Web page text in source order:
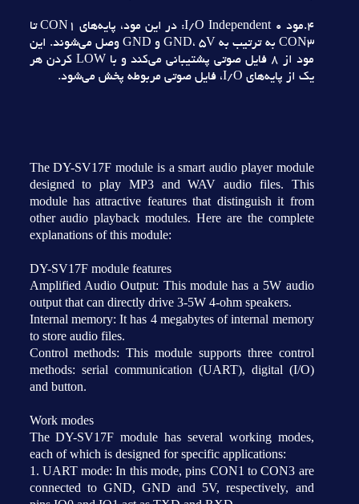
4.مود I/O Independent 0: در اين مود، پايه‌هاي CON1 تا
CON3 به ترتيب به GND، 5V و GND وصل مي‌شوند. اين
مود از 8 فايل صوتي پشتيباني مي‌کند و با LOW کردن هر
يک از پايه‌هاي I/O، فايل صوتي مربوطه پخش مي‌شود.
The DY-SV17F module is a smart audio player module
designed to play MP3 and WAV audio files. This
module has attractive features that distinguish it from
other audio playback modules. Here are the complete
explanations of this module:
DY-SV17F module features
Amplified Audio Output: This module has a 5W audio
output that can directly drive 3-5W 4-ohm speakers.
Internal memory: It has 4 megabytes of internal memory
to store audio files.
Control methods: This module supports three control
methods: serial communication (UART), digital (I/O)
and button.
Work modes
The DY-SV17F module has several working modes,
each of which is designed for specific applications:
1. UART mode: In this mode, pins CON1 to CON3 are
connected to GND, GND and 5V, respectively, and